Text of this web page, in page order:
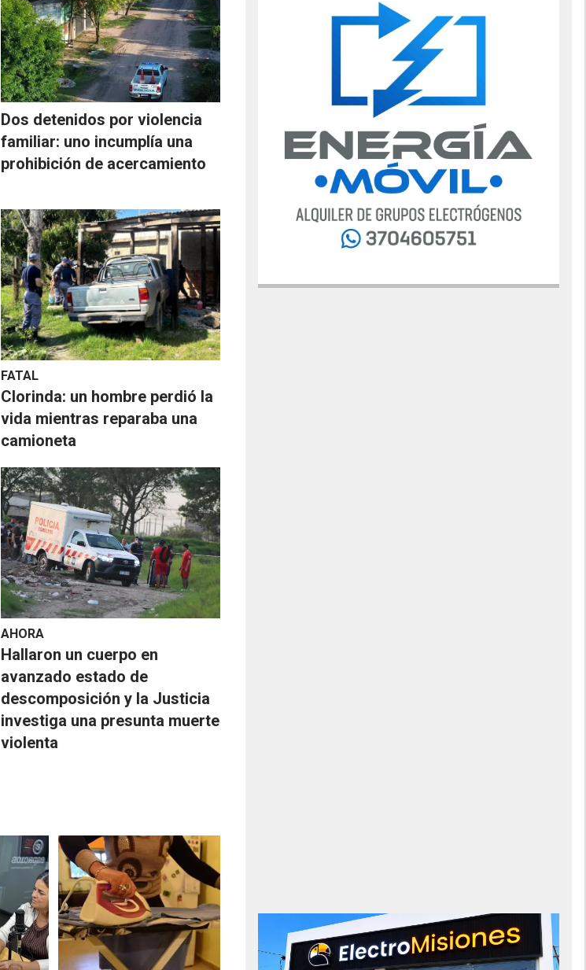
Dos detenidos por violencia
familiar: uno incumplía una
prohibición de acercamiento
FATAL
Clorinda: un hombre perdió la
vida mientras reparaba una
camioneta
AHORA
Hallaron un cuerpo en
avanzado estado de
descomposición y la Justicia
investiga una presunta muerte
violenta